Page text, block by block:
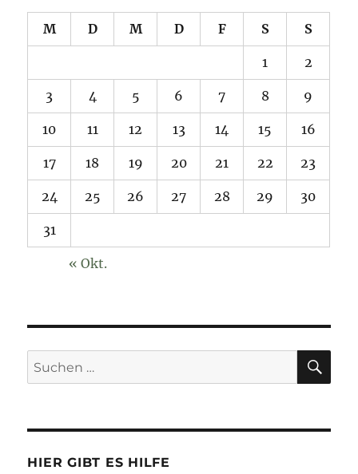
M D M D F S S
1 2
3 4 5 6 7 8 9
10 11 12 13 14 15 16
17 18 19 20 21 22 23
24 25 26 27 28 29 30
31
« Okt.
Suchen
nach:
HIER GIBT ES HILFE